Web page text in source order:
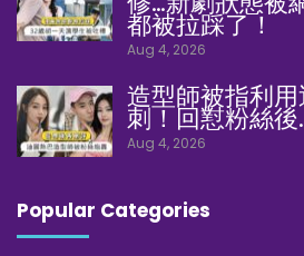
都被拉踩了！
Aug 4, 2026
造型師被指利
刺！回懟粉絲後
Aug 4, 2026
Popular Categories